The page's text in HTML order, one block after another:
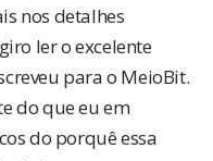
nos detalhes
ler o excelente
para o MeioBit.
do que eu em
do porquê essa